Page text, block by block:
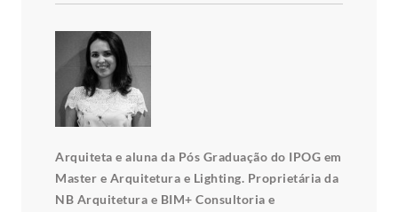
Arquiteta e aluna da Pós Graduação do IPOG em
Master e Arquitetura e Lighting. Proprietária da
NB Arquitetura e BIM+ Consultoria e